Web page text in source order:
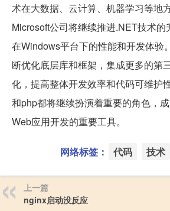
术在大数据、云计算、机器学习等地
Microsoft公司将继续推进.NET技术
在Windows平台下的性能和开发体验
断优化底层库和框架，集成更多的第
化，提高整体开发效率和代码可维护
和php都将继续扮演着重要的角色，
Web应用开发的重要工具。
网络标签： 代码 技术
上一篇
nginx启动没反应